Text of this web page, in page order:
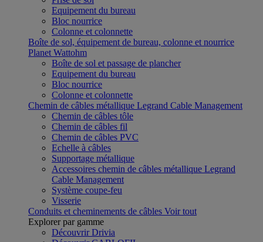
Equipement du bureau
Bloc nourrice
Colonne et colonnette
Boîte de sol, équipement de bureau, colonne et nourrice
Planet Wattohm
Boîte de sol et passage de plancher
Equipement du bureau
Bloc nourrice
Colonne et colonnette
Chemin de câbles métallique Legrand Cable Management
Chemin de câbles tôle
Chemin de câbles fil
Chemin de câbles PVC
Echelle à câbles
Supportage métallique
Accessoires chemin de câbles métallique Legrand
Cable Management
Système coupe-feu
Visserie
Conduits et cheminements de câbles Voir tout
Explorer par gamme
Découvrir Drivia